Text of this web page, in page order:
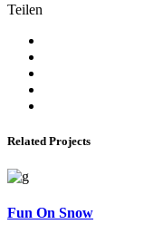
Teilen
Related Projects
Fun On Snow